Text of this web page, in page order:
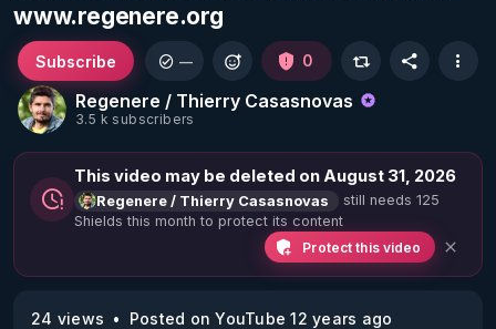
www.regenere.org
Regenere / Thierry Casasnovas
3.5 k subscribers
Subscribe — 0
This video may be deleted on August 31, 2026
Regenere / Thierry Casasnovas
still needs 125
Shields this month to protect its content
Protect this video
24 views
Posted on YouTube 12 years ago